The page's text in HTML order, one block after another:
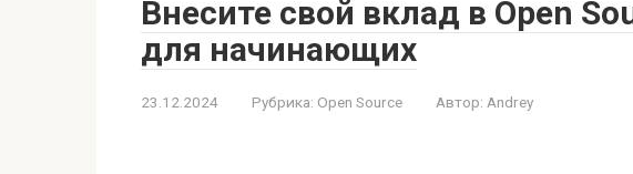
Внесите свой вклад в Open
для начинающих
23.12.2024 Рубрика: Open Source Автор: Andrey